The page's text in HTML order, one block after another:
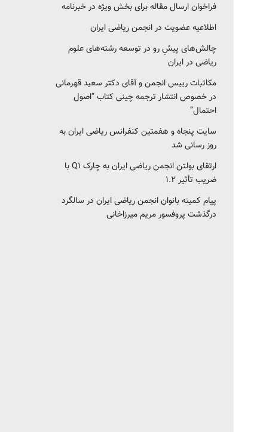
فراخوان ارسال مقاله برای بخش ویژه در خبرنامه
اطلاعیه عضویت در انجمن ریاضی ایران
چالش‌های پیشِ رو در توسعه رشته‌های علوم
ریاضی در ایران
مکاتبات رییس انجمن و آقای دکتر سعید قهرمانی
در خصوص انتشار ترجمه چینی کتاب “اصول
احتمال”
سایت پنجاه و هفمتین کنفرانس ریاضی ایران به
روز رسانی شد
ارتقای بولتن انجمن ریاضی ایران به چارک Q1 با
ضریب تأثیر ۱.۲
پیام کمیته بانوان انجمن ریاضی ایران در سالگرد
درگذشت پروفسور مریم میرزاخانی